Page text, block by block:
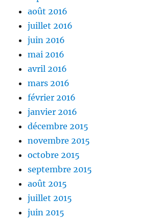
août 2016
juillet 2016
juin 2016
mai 2016
avril 2016
mars 2016
février 2016
janvier 2016
décembre 2015
novembre 2015
octobre 2015
septembre 2015
août 2015
juillet 2015
juin 2015